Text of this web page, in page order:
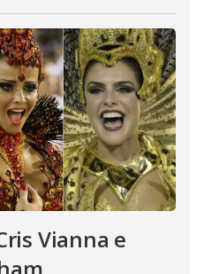
Vianna e